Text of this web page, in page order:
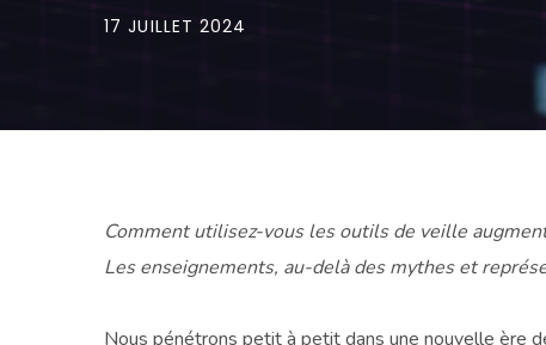
17 JUILLET 2024
Comment utilisez-vous les outils de veille
Les enseignements, au-delà des mythes et
Nous pénétrons petit à petit dans une nouvelle ère